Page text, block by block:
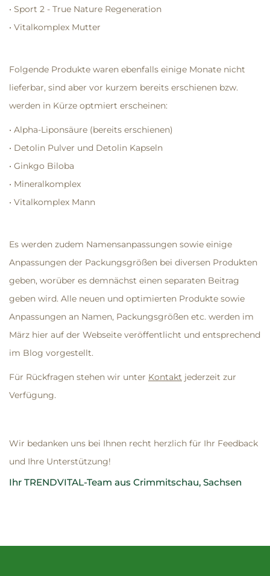
• Sport 2 - True Nature Regeneration
• Vitalkomplex Mutter
Folgende Produkte waren ebenfalls einige Monate nicht
lieferbar, sind aber vor kurzem bereits erschienen bzw.
werden in Kürze optmiert erscheinen:
• Alpha-Liponsäure (bereits erschienen)
• Detolin Pulver und Detolin Kapseln
• Ginkgo Biloba
• Mineralkomplex
• Vitalkomplex Mann
Es werden zudem Namensanpassungen sowie einige
Anpassungen der Packungsgrößen bei diversen Produkten
geben, worüber es demnächst einen separaten Beitrag
geben wird. Alle neuen und optimierten Produkte sowie
Anpassungen an Namen, Packungsgrößen etc. werden im
März hier auf der Webseite veröffentlicht und entsprechend
im Blog vorgestellt.
Für Rückfragen stehen wir unter Kontakt jederzeit zur
Verfügung.
Wir bedanken uns bei Ihnen recht herzlich für Ihr Feedback
und Ihre Unterstützung!
Ihr TRENDVITAL-Team aus Crimmitschau, Sachsen